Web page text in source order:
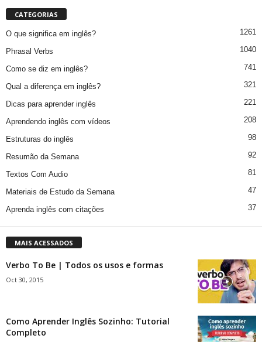
CATEGORIAS
O que significa em inglês? 1261
Phrasal Verbs 1040
Como se diz em inglês? 741
Qual a diferença em inglês? 321
Dicas para aprender inglês 221
Aprendendo inglês com vídeos 208
Estruturas do inglês 98
Resumão da Semana 92
Textos Com Audio 81
Materiais de Estudo da Semana 47
Aprenda inglês com citações 37
MAIS ACESSADOS
Verbo To Be | Todos os usos e formas
Oct 30, 2015
Como Aprender Inglês Sozinho: Tutorial
Completo